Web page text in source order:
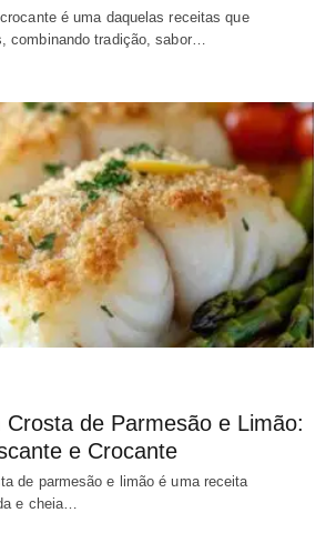
é uma daquelas receitas que
combinando tradição, sabor…
Crosta de Parmesão e Limão:
e Crocante
de parmesão e limão é uma receita
e cheia…